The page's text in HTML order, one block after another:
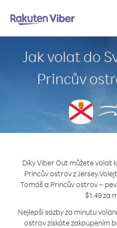
Jak volat do
Princův
Díky Viber Out můžete volat
Princův ostrov z Jersey.
Tomáš a Princův ostrov –
$1.49 za
Nejlepší sazby za minutu
ostrov získáte zakoupením